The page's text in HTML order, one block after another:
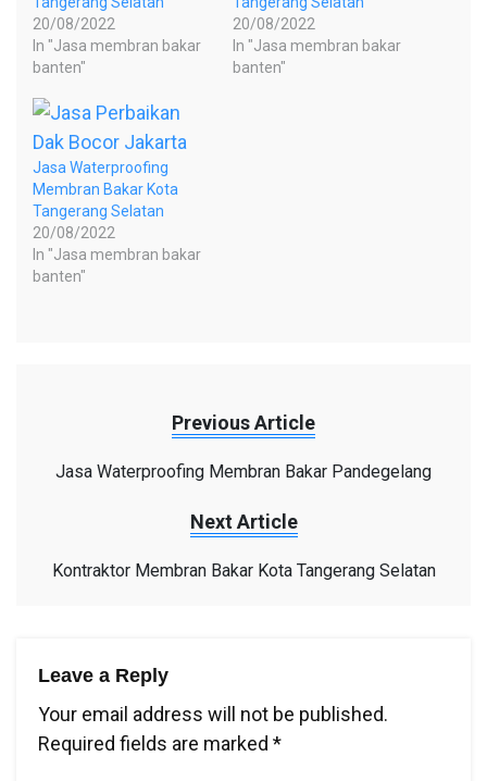
20/08/2022
In "Jasa membran bakar
banten"
20/08/2022
In "Jasa membran bakar
banten"
Jasa Waterproofing
Membran Bakar Kota
Tangerang Selatan
20/08/2022
In "Jasa membran bakar
banten"
Previous Article
Jasa Waterproofing Membran Bakar Pandegelang
Next Article
Kontraktor Membran Bakar Kota Tangerang Selatan
Leave a Reply
Your email address will not be published.
Required fields are marked *